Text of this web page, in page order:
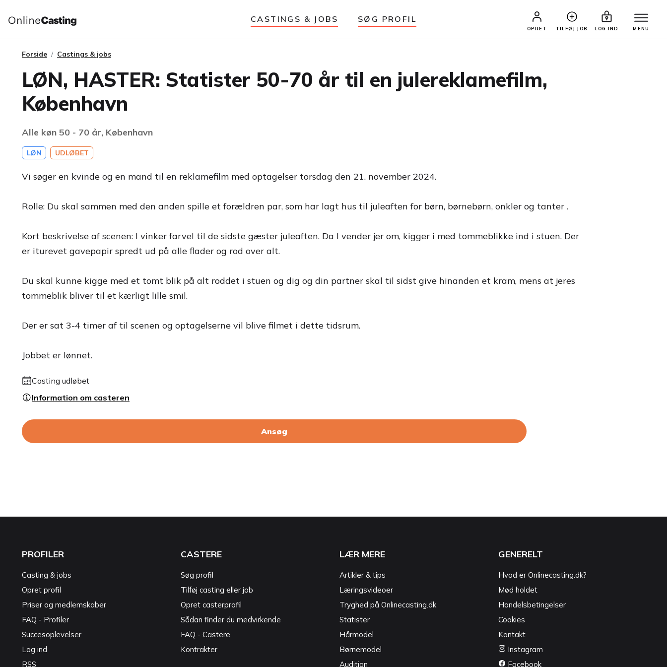
CASTINGS & JOBS SØG PROFIL
OPRET TILFØJ JOB LOG IND MENU
Forside Castings & jobs
LØN, HASTER: Statister 50-70 år til en julereklamefilm,
København
Alle køn 50 - 70 år, København
LØN UDLØBET
Vi søger en kvinde og en mand til en reklamefilm med optagelser torsdag den 21. november 2024.
Rolle: Du skal sammen med den anden spille et forældren par, som har lagt hus til juleaften for børn, børnebørn, onkler og tanter .
Kort beskrivelse af scenen: I vinker farvel til de sidste gæster juleaften. Da I vender jer om, kigger i med tommeblikke ind i stuen. Der
er iturevet gavepapir spredt ud på alle flader og rod over alt.
Du skal kunne kigge med et tomt blik på alt roddet i stuen og dig og din partner skal til sidst give hinanden et kram, mens at jeres
tommeblik bliver til et kærligt lille smil.
Der er sat 3-4 timer af til scenen og optagelserne vil blive filmet i dette tidsrum.
Jobbet er lønnet.
Casting udløbet
Information om casteren
Ansøg
PROFILER
Casting & jobs
Opret profil
Priser og medlemskaber
FAQ - Profiler
Succesoplevelser
Log ind
RSS
CASTERE
Søg profil
Tilføj casting eller job
Opret casterprofil
Sådan finder du medvirkende
FAQ - Castere
Kontrakter
LÆR MERE
Artikler & tips
Læringsvideoer
Tryghed på Onlinecasting.dk
Statister
Hårmodel
Børnemodel
Audition
GENERELT
Hvad er Onlinecasting.dk?
Mød holdet
Handelsbetingelser
Cookies
Kontakt
Instagram
Facebook